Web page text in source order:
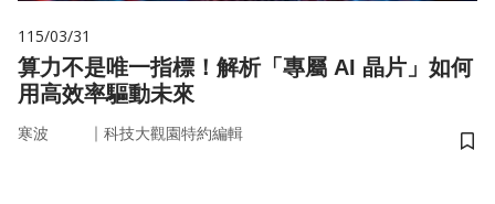
115/03/31
算力不是唯一指標！解析「專屬 AI 晶片」如何
用高效率驅動未來
寒波 ｜ 科技大觀園特約編輯
儲